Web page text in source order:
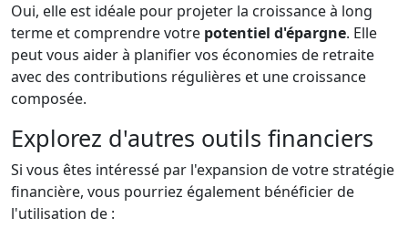
Oui, elle est idéale pour projeter la croissance à long
terme et comprendre votre potentiel d'épargne. Elle
peut vous aider à planifier vos économies de retraite
avec des contributions régulières et une croissance
composée.
Explorez d'autres outils financiers
Si vous êtes intéressé par l'expansion de votre stratégie
financière, vous pourriez également bénéficier de
l'utilisation de :